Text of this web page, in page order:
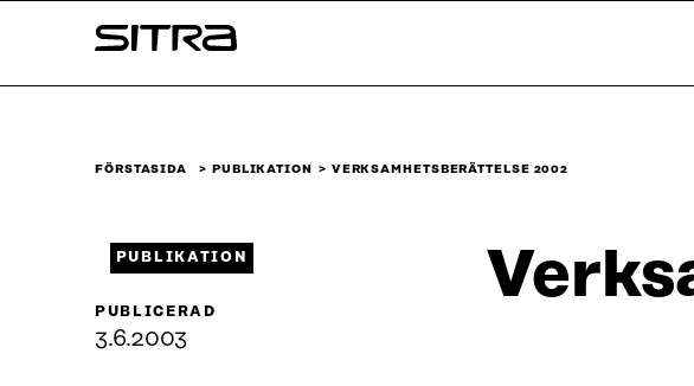
↓
Sitra
FÖRSTASIDA PUBLIKATION VERKSAMHETS­BERÄTTELSE 2002
PUBLIKATION
PUBLICERAD
3.6.2003